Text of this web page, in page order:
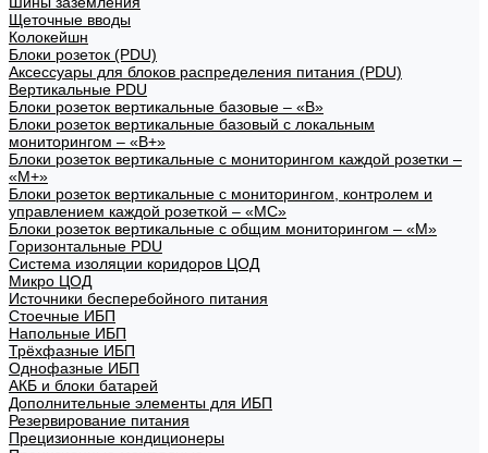
Щеточные вводы
Колокейшн
Блоки розеток (PDU)
Аксессуары для блоков распределения питания (PDU)
Вертикальные PDU
Блоки розеток вертикальные базовые – «В»
Блоки розеток вертикальные базовый с локальным
мониторингом – «В+»
Блоки розеток вертикальные с мониторингом каждой розетки –
«М+»
Блоки розеток вертикальные с мониторингом, контролем и
управлением каждой розеткой – «МС»
Блоки розеток вертикальные с общим мониторингом – «М»
Горизонтальные PDU
Система изоляции коридоров ЦОД
Микро ЦОД
Источники бесперебойного питания
Стоечные ИБП
Напольные ИБП
Трёхфазные ИБП
Однофазные ИБП
АКБ и блоки батарей
Дополнительные элементы для ИБП
Резервирование питания
Прецизионные кондиционеры